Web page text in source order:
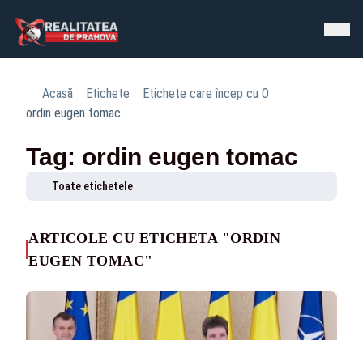
Acasă Etichete
Etichete care încep cu O
ordin eugen tomac
Tag: ordin eugen tomac
Toate etichetele
ARTICOLE CU ETICHETA "ORDIN
EUGEN TOMAC"